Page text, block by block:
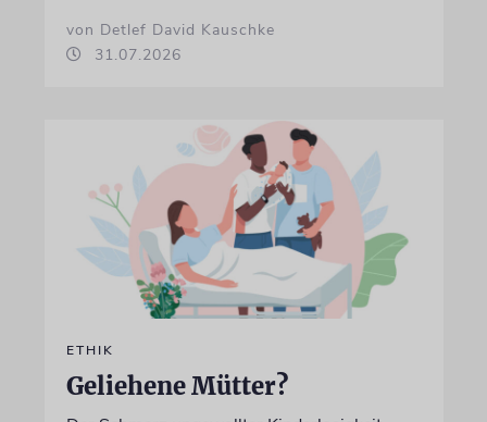
von Detlef David Kauschke
31.07.2026
ETHIK
Geliehene Mütter?